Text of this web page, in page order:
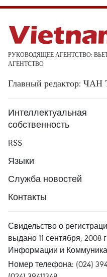
РУКОВОДЯЩЕЕ АГЕНТСТВО:
АГЕНТСТВО
Главный редактор:
Интеллектуальная
собственность
RSS
Языки
Служба новостей
Контакты
Свидельство о
выдано 11 сентября, 2008
Информации и
Номер телефона: (024)